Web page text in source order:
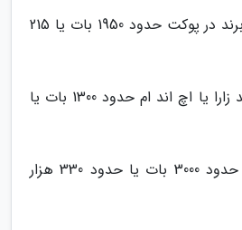
هزینه یک شلوار جین برند در پوکت حدود 1950 بات یا 215
یک پیراهن زنانه با برند زارا یا اچ اند ام حدود 1300 بات یا
یک جفت کفش نایک حدود 3000 بات یا حدود 330 هزار